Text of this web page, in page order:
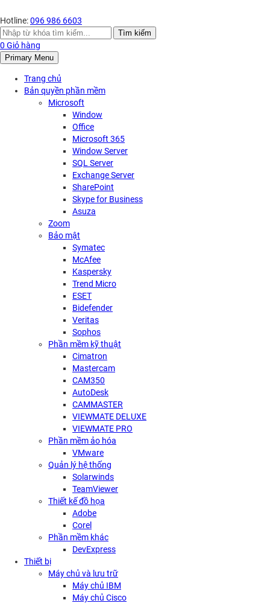
Hotline:096 986 6603
Search
for:
Tìm kiếm
0 Giỏ hàng
Primary Menu
Trang chủ
Bản quyền phần mềm
Microsoft
Window
Office
Microsoft 365
Window Server
SQL Server
Exchange Server
SharePoint
Skype for Business
Asuza
Zoom
Bảo mật
Symatec
McAfee
Kaspersky
Trend Micro
ESET
Bidefender
Veritas
Sophos
Phần mềm kỹ thuật
Cimatron
Mastercam
CAM350
AutoDesk
CAMMASTER
VIEWMATE DELUXE
VIEWMATE PRO
Phần mềm ảo hóa
VMware
Quản lý hệ thống
Solarwinds
TeamViewer
Thiết kế đồ họa
Adobe
Corel
Phần mềm khác
DevExpress
Thiết bị
Máy chủ và lưu trữ
Máy chủ IBM
Máy chủ Cisco